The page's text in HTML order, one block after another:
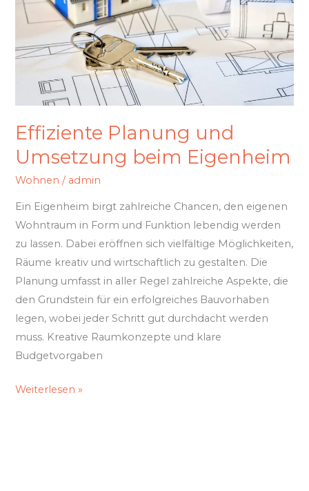
Effiziente Planung und
Umsetzung beim Eigenheim
Wohnen / admin
Ein Eigenheim birgt zahlreiche Chancen, den eigenen
Wohntraum in Form und Funktion lebendig werden
zu lassen. Dabei eröffnen sich vielfältige Möglichkeiten,
Räume kreativ und wirtschaftlich zu gestalten. Die
Planung umfasst in aller Regel zahlreiche Aspekte, die
den Grundstein für ein erfolgreiches Bauvorhaben
legen, wobei jeder Schritt gut durchdacht werden
muss. Kreative Raumkonzepte und klare
Budgetvorgaben
Eigenheim
Weiterlesen »